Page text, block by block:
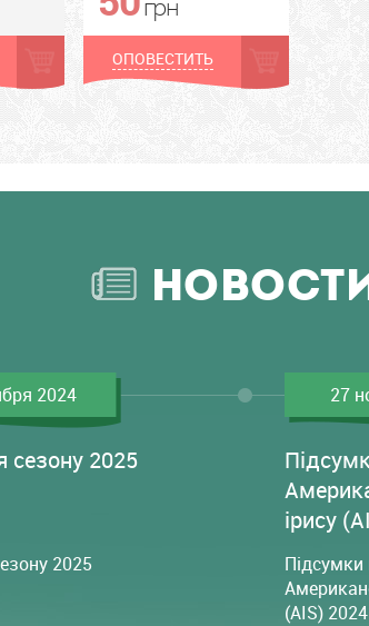
грн
ОПОВЕСТИТЬ
2024
сезону 2025
2025
27
ірису
Підсумки
(AIS)